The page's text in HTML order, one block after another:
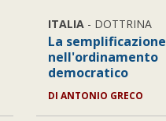
ITALIA - DOTTRINA
La semplificazione
nell'ordinamento
democratico
DI ANTONIO GRECO